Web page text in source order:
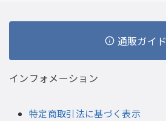
通販ガイド
インフォメーション
特定商取引法に基づく表示